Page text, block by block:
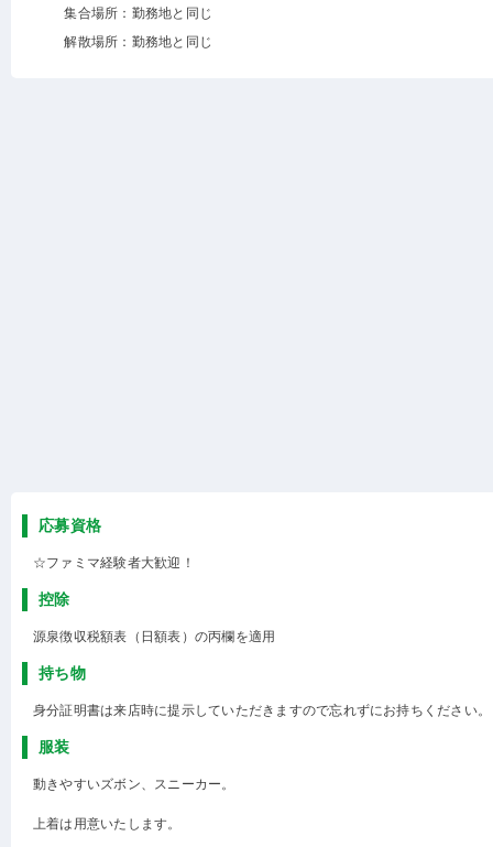
集合場所：勤務地と同じ
解散場所：勤務地と同じ
応募資格
☆ファミマ経験者大歓迎！
控除
源泉徴収税額表（日額表）の丙欄を適用
持ち物
身分証明書は来店時に提示していただきますので忘れずにお持ちください。
服装
動きやすいズボン、スニーカー。
上着は用意いたします。